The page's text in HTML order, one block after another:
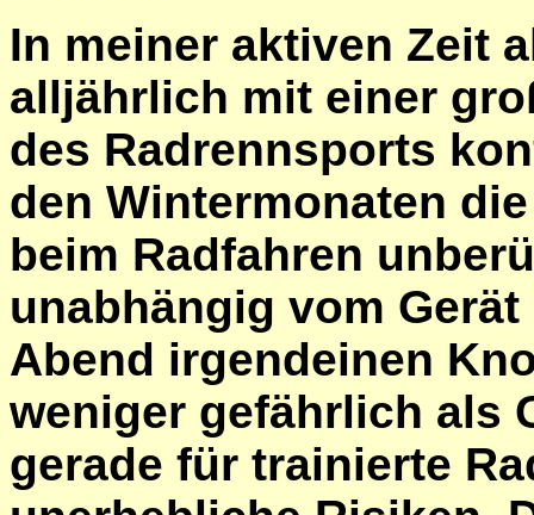
In meiner aktiven Zeit
alljährlich mit einer
des Radrennsports
den Wintermonaten
beim Radfahren
unabhängig vom
Abend irgendeinen
weniger gefährlich als
gerade für trainierte